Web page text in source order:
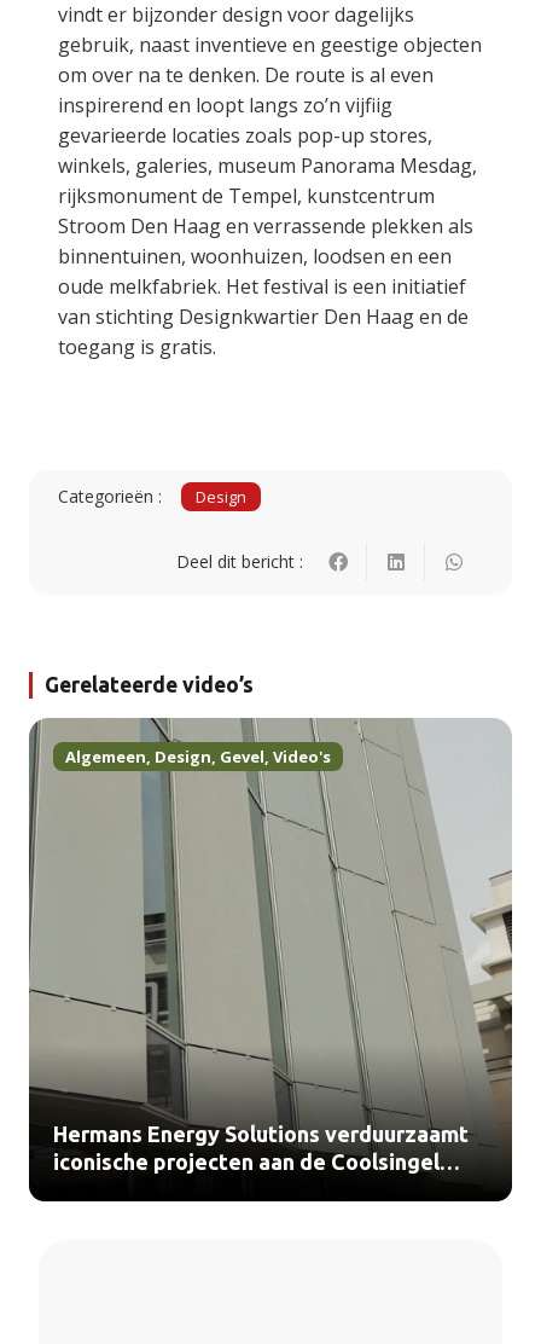
vindt er bijzonder design voor dagelijks
gebruik, naast inventieve en geestige objecten
om over na te denken. De route is al even
inspirerend en loopt langs zo’n vijfiig
gevarieerde locaties zoals pop-up stores,
winkels, galeries, museum Panorama Mesdag,
rijksmonument de Tempel, kunstcentrum
Stroom Den Haag en verrassende plekken als
binnentuinen, woonhuizen, loodsen en een
oude melkfabriek. Het festival is een initiatief
van stichting Designkwartier Den Haag en de
toegang is gratis.
Categorieën : Design
Deel dit bericht :
Gerelateerde video’s
Algemeen, Design, Gevel, Video's
Hermans Energy Solutions verduurzaamt
iconische projecten aan de Coolsingel